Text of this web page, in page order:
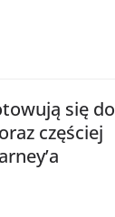
się do
częściej